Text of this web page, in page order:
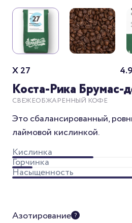
Коста-Рика Брумас-
СВЕЖЕОБЖАРЕННЫЙ КОФЕ
X 27
Это сбалансированный,
лаймовой кислинкой.
Кислинка
Горчинка
Насыщенность
Азотирование